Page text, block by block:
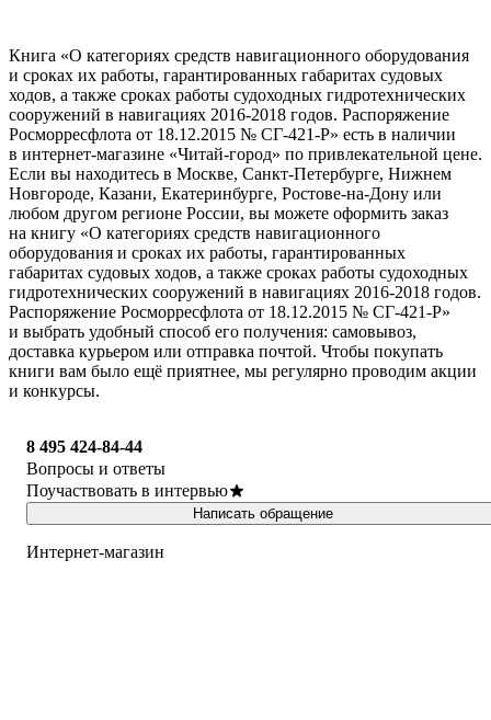
Книга «О категориях средств навигационного оборудования
и сроках их работы, гарантированных габаритах судовых
ходов, а также сроках работы судоходных гидротехнических
сооружений в навигациях 2016-2018 годов. Распоряжение
Росморресфлота от 18.12.2015 № СГ-421-Р» есть в наличии
в интернет-магазине «Читай-город» по привлекательной цене.
Если вы находитесь в Москве, Санкт-Петербурге, Нижнем
Новгороде, Казани, Екатеринбурге, Ростове-на-Дону или
любом другом регионе России, вы можете оформить заказ
на книгу «О категориях средств навигационного
оборудования и сроках их работы, гарантированных
габаритах судовых ходов, а также сроках работы судоходных
гидротехнических сооружений в навигациях 2016-2018 годов.
Распоряжение Росморресфлота от 18.12.2015 № СГ-421-Р»
и выбрать удобный способ его получения: самовывоз,
доставка курьером или отправка почтой. Чтобы покупать
книги вам было ещё приятнее, мы регулярно проводим акции
и конкурсы.
8 495 424-84-44
Вопросы и ответы
Поучаствовать в интервью
Написать обращение
Интернет-магазин